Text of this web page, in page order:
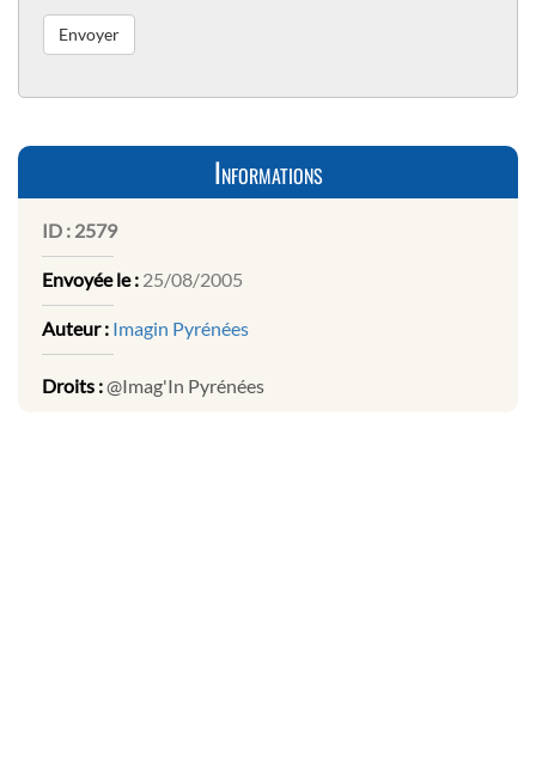
Informations
ID : 2579
Envoyée le : 25/08/2005
Auteur : Imagin Pyrénées
Droits :@Imag'In Pyrénées